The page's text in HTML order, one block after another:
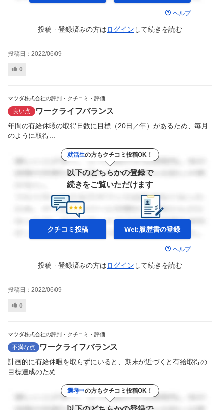
ヘルプ
投稿・登録済みの方はログイン して続きを読む
投稿日： 2022/06/09
0
マツダ株式会社の評判・クチコミ・評価
良い点 ワークライフバランス
年間の有給休暇の取得日数に目標（20日／年）があるため、毎月
のように取得...
就活生の方もクチコミ投稿OK！
以下のどちらかの登録で
続きをご覧いただけます
クチコミ投稿 Web履歴書の登録
ヘルプ
投稿・登録済みの方はログイン して続きを読む
投稿日： 2022/06/09
0
マツダ株式会社の評判・クチコミ・評価
不満な点 ワークライフバランス
計画的に有給休暇を取らずにいると、期末が近づくと有給取得の
目標達成のため...
選考中の方もクチコミ投稿OK！